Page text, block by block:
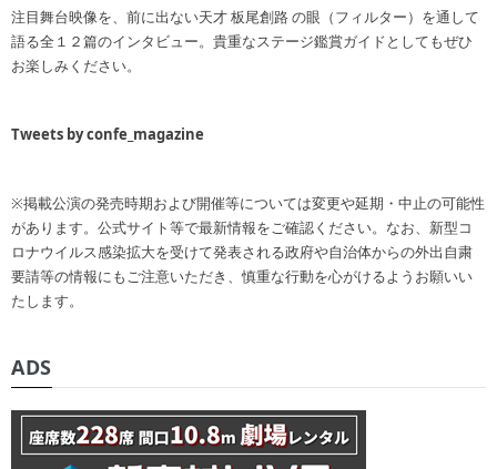
注目舞台映像を、前に出ない天才 板尾創路 の眼（フィルター）を通して
語る全１２篇のインタビュー。貴重なステージ鑑賞ガイドとしてもぜひ
お楽しみください。
Tweets by confe_magazine
※掲載公演の発売時期および開催等については変更や延期・中止の可能性
があります。公式サイト等で最新情報をご確認ください。なお、新型コ
ロナウイルス感染拡大を受けて発表される政府や自治体からの外出自粛
要請等の情報にもご注意いただき、慎重な行動を心がけるようお願いい
たします。
ADS